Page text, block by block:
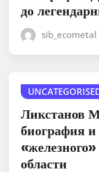
до
sib_ecometal
Ликстанов
биография
области